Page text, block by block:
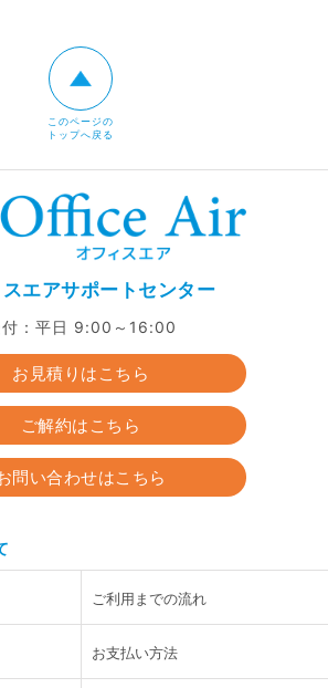
このページの
トップへ戻る
エアサポートセンター
付：平日 9:00～16:00
お見積りはこちら
ご解約はこちら
問い合わせはこちら
ご利用までの流れ
お支払い方法